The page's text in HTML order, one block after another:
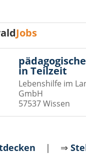
Jobs
in Teilzeit
Lebenshilfe im
GmbH
57537 Wissen
| ⇒